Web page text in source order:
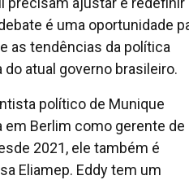
é uma oportunidade
as tendências da política
atual governo brasileiro.
político de Munique
em Berlim como gerente de
2021, ele também é
Eliamep. Eddy tem um